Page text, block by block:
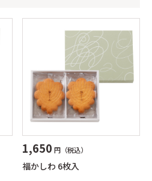
1,650 円（税込）
福かしわ 6枚入